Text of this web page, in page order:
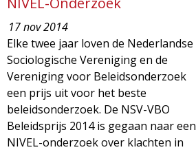
i
o
l
o
d
m
e
n
u
17 nov 2014
Elke twee jaar loven de Nederlandse
Sociologische Vereniging en de
Vereniging voor Beleidsonderzoek
een prijs uit voor het beste
beleidsonderzoek. De NSV-VBO
Beleidsprijs 2014 is gegaan naar een
NIVEL-onderzoek over klachten in